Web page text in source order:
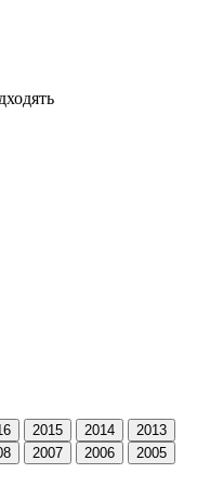
2015 2014
2013
2007 2006
2005